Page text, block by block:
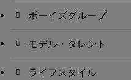
ボーイズグループ
モデル・タレント
ライフスタイル